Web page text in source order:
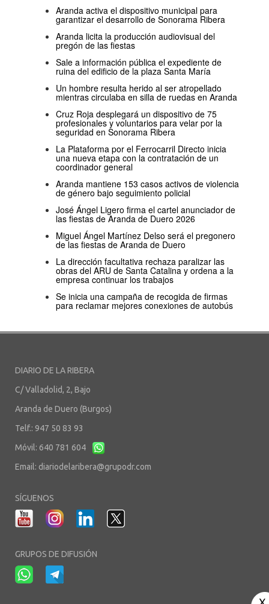
Aranda activa el dispositivo municipal para
garantizar el desarrollo de Sonorama Ribera
Aranda licita la producción audiovisual del
pregón de las fiestas
Sale a información pública el expediente de
ruina del edificio de la plaza Santa María
Un hombre resulta herido al ser atropellado
mientras circulaba en silla de ruedas en Aranda
Cruz Roja desplegará un dispositivo de 75
profesionales y voluntarios para velar por la
seguridad en Sonorama Ribera
La Plataforma por el Ferrocarril Directo inicia
una nueva etapa con la contratación de un
coordinador general
Aranda mantiene 153 casos activos de violencia
de género bajo seguimiento policial
José Ángel Ligero firma el cartel anunciador de
las fiestas de Aranda de Duero 2026
Miguel Ángel Martínez Delso será el pregonero
de las fiestas de Aranda de Duero
La dirección facultativa rechaza paralizar las
obras del ARU de Santa Catalina y ordena a la
empresa continuar los trabajos
Se inicia una campaña de recogida de firmas
para reclamar mejores conexiones de autobús
DIARIO DE LA RIBERA
C/ Valladolid, 2, Bajo
Aranda de Duero (Burgos)
Telf.: 947 50 83 93
Móvil: 640 781 604
Email: diariodelaribera@grupodr.com
SÍGUENOS
GRUPOS DE DIFUSIÓN